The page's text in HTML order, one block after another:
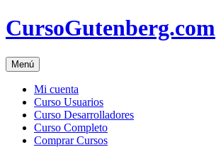
Skip
to
CursoGutenberg.com
Menú
Mi cuenta
Curso Usuarios
Curso Desarrolladores
Curso Completo
Comprar Cursos